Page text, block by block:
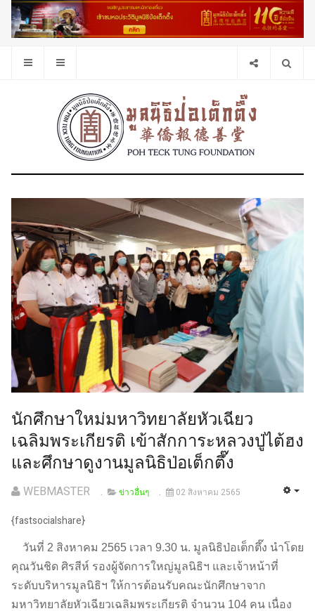
นักศึกษาใหม่มหาวิทยาลัยหัวเฉียว
เฉลิมพระเกียรติ เข้าสักการะหลวงปู่ไต้ฮง
และศึกษาดูงานมูลนิธิป่อเต็กตึ๊ง
WEBMASTER ข่าวอื่นๆ 02 สิงหาคม 2565
{fastsocialshare}
วันที่ 2 สิงหาคม 2565 เวลา 9.30 น. มูลนิธิป่อเต็กตึ๊ง นำโดย
คุณวันชิด ศิรสีห์ รองผู้จัดการใหญ่มูลนิธิฯ และเจ้าหน้าที่
ระดับบริหารมูลนิธิฯ ให้การต้อนรับคณะนักศึกษาจาก
มหาวิทยาลัยหัวเฉียวเฉลิมพระเกียรติ จำนวน 104 คน เนื่อง